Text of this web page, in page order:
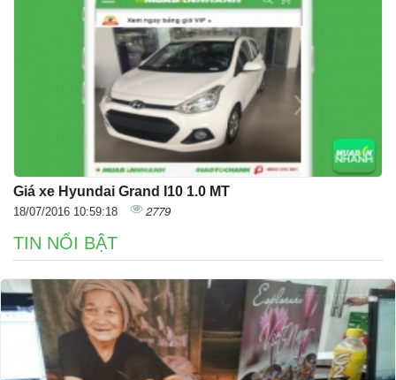
Giá xe Hyundai Grand I10 1.0 MT
18/07/2016 10:59:18 2779
TIN NỔI BẬT